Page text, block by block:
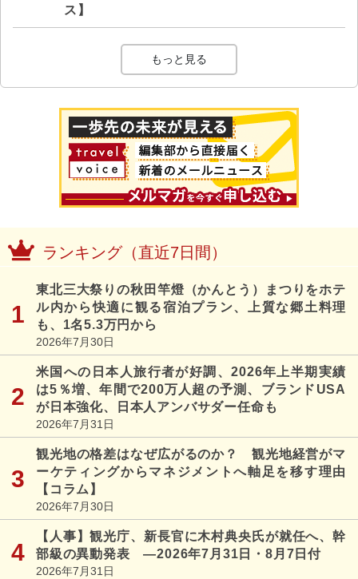
ス】
もっと見る
ランキング（直近7日間）
東北三大祭りの秋田竿燈（かんとう）まつりをホテ
ル内から快適に観る宿泊プラン、上質な郷土料理
も、1名5.3万円から
2026年7月30日
米国への日本人旅行者が好調、2026年上半期実績
は5％増、年間で200万人超の予測、ブランドUSA
が日本強化、日本人アンバサダー任命も
2026年7月31日
観光地の格差はなぜ広がるのか？ 観光地経営がマ
ーケティングからマネジメントへ軸足を移す理由
【コラム】
2026年7月30日
【人事】観光庁、新長官に木村典央氏が就任へ、幹
部級の異動発表 ―2026年7月31日・8月7日付
2026年7月31日